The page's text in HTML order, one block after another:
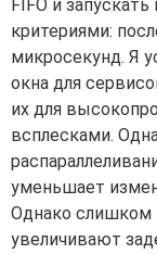
FIFO и
критериями:
микросекунд. Я
окна для
их для
всплесками.
уменьшает
Однако слишком
увеличивают